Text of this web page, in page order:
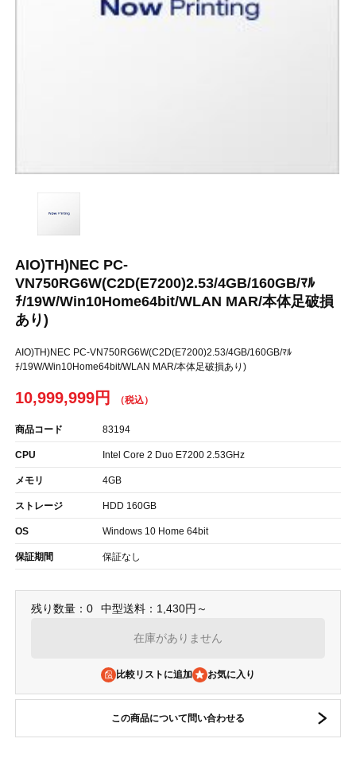
AIO)TH)NEC PC-
VN750RG6W(C2D(E7200)2.53/4GB/160GB/ﾏﾙ
ﾁ/19W/Win10Home64bit/WLAN MAR/本体足破損
あり)
AIO)TH)NEC PC-VN750RG6W(C2D(E7200)2.53/4GB/160GB/ﾏﾙ
ﾁ/19W/Win10Home64bit/WLAN MAR/本体足破損あり)
10,999,999円
商品コード 83194
CPU Intel Core 2 Duo E7200 2.53GHz
メモリ 4GB
ストレージ HDD 160GB
OS Windows 10 Home 64bit
保証期間 保証なし
残り数量：0 中型送料：1,430円～
在庫がありません
比較リストに追加
この商品について問い合わせる